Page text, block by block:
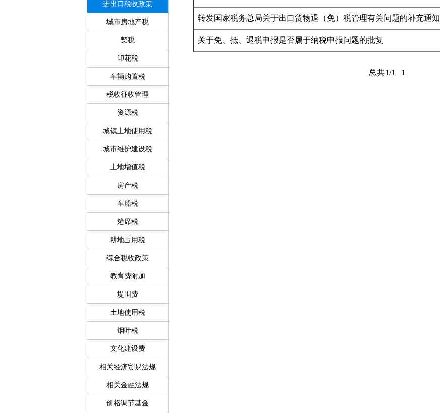
进出口税收政策
城市房地产税
契税
印花税
车辆购置税
税收征收管理
资源税
城镇土地使用税
城市维护建设税
土地增值税
房产税
车船税
筵席税
耕地占用税
综合税收政策
教育费附加
堤围费
土地使用税
烟叶税
文化建设费
相关经济贸易法规
相关金融法规
价格调节基金
转发国家税务总局关于出口货物退（免）税管理有关问题的补充通知
关于免、抵、退税申报是否属于纳税申报问题的批复
总共1/1 1